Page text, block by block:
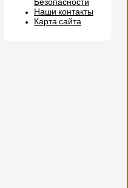
Безопасности
Наши контакты
Карта сайта